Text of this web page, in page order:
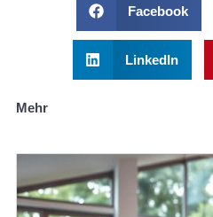
Facebook
LinkedIn
Mehr